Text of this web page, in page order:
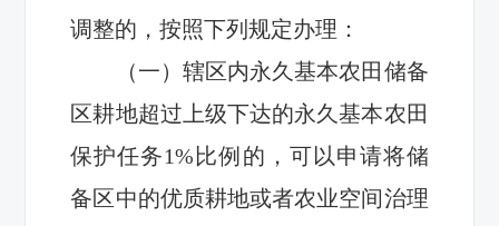
调整的，按照下列规定办理：
（一）辖区内永久基本农田储备
区耕地超过上级下达的永久基本农田
保护任务1%比例的，可以申请将储
备区中的优质耕地或者农业空间治理